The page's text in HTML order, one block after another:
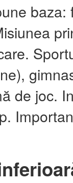
de joc.